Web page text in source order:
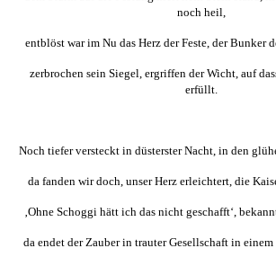
noch heil,
entblöst war im Nu das Herz der Feste, der Bunker
zerbrochen sein Siegel, ergriffen der Wicht, auf
erfüllt.
Noch tiefer versteckt in düsterster Nacht, in den
da fanden wir doch, unser Herz erleichtert, die
‚Ohne Schoggi hätt ich das nicht geschafft‘,
da endet der Zauber in trauter Gesellschaft in einem